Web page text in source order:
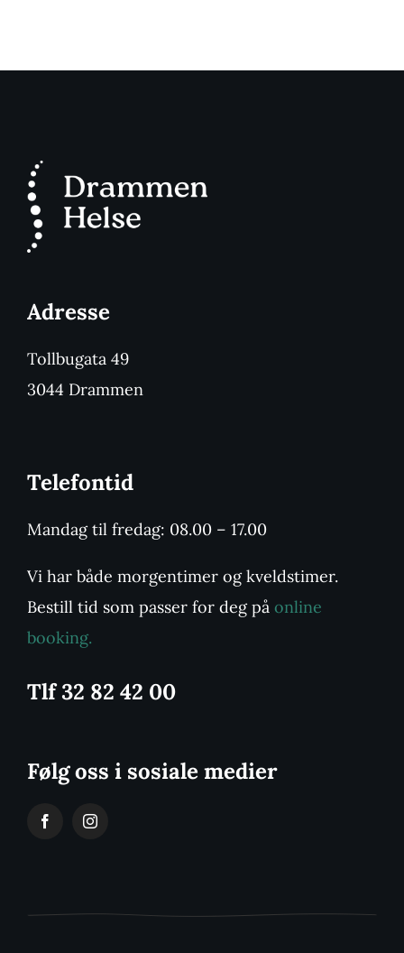
Adresse
Tollbugata 49
3044 Drammen
Telefontid
Mandag til fredag: 08.00 – 17.00
Vi har både morgentimer og kveldstimer.
Bestill tid som passer for deg på online
booking.
Tlf 32 82 42 00
Følg oss i sosiale medier